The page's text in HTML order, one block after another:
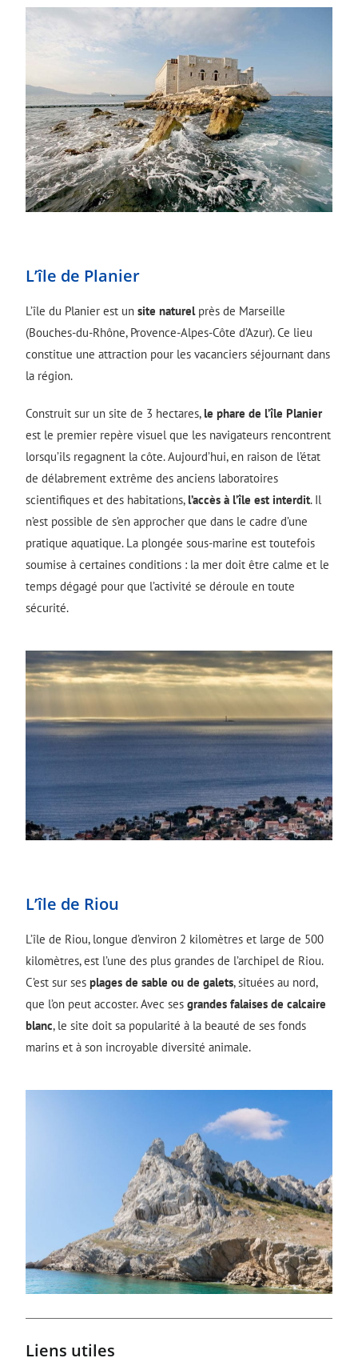
L’île de Planier
L’île du Planier est unsite naturelprès de Marseille
(Bouches-du-Rhône, Provence-Alpes-Côte d’Azur). Ce lieu
constitue une attraction pour les vacanciers séjournant dans
la région.
Construit sur un site de 3 hectares, le phare de l’île Planier
est le premier repère visuel que les navigateurs rencontrent
lorsqu’ils regagnent la côte. Aujourd’hui, en raison de l’état
de délabrement extrême des anciens laboratoires
scientifiques et des habitations, l’accès à l’île est interdit. Il
n’est possible de s’en approcher que dans le cadre d’une
pratique aquatique. La plongée sous-marine est toutefois
soumise à certaines conditions : la mer doit être calme et le
temps dégagé pour que l’activité se déroule en toute
sécurité.
L’île de Riou
L’île de Riou, longue d’environ 2 kilomètres et large de 500
kilomètres, est l’une des plus grandes de l’archipel de Riou.
C’est sur sesplages de sable ou de galets, situées au nord,
que l’on peut accoster. Avec sesgrandes falaises de calcaire
blanc, le site doit sa popularité à la beauté de ses fonds
marins et à son incroyable diversité animale.
Liens utiles